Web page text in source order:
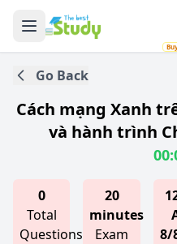
Go Back
Cách mạng Xanh
và hành trình
0
Total
Questions
20
minutes
Exam
8/